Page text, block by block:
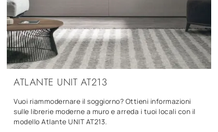
ATLANTE UNIT AT213
Vuoi riammodernare il soggiorno? Ottieni informazioni
sulle librerie moderne a muro e arreda i tuoi locali con il
modello Atlante UNIT AT213.